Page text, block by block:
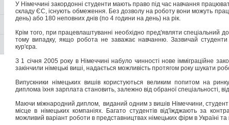
У Німеччині закордонні студенти мають право під час навчання
складу ЄС, існують обмеження. Без дозволу на роботу вони можуть
день) або 180 неповних днів (по 4 години на день) на рік.
Крім того, при працевлаштуванні необхідно пред'являти спеціальний
тому випадку, якщо робота не заважає навчанню. Зазвичай
кур'єра.
З 1 січня 2005 року в Німеччині набуло чинності нове імміграційне
закінчили німецькі виші, надається можливість протягом року шукати
Випускники німецьких вишів користуються великим попитом на
диплома їхня зарплата становить, залежно від обраної спеціальності,
Маючи міжнародний диплом, виданий одним з вишів Німеччини,
місце в німецьких компаніях. Багато студентів від'їжджають за
можливий варіант роботи в представництвах німецьких фірм в Україні